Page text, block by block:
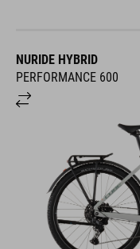
NURIDE HYBRID
PERFORMANCE 600